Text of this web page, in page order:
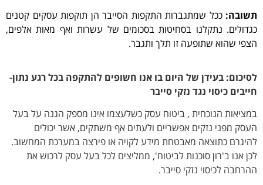
תשובה: ככל שמתגברות התקפות הסייבר הן תוקפות עסקים קטנים
כגדולים. נתקלנו בסחיטות בסכומים של עשרות ואף מאות אלפים,
הצפי שהוא שתופעה זו תלך ותגבר.
לסיכום: בעידן של היום בו אנו חשופים להתקפה בכל רגע נתון-
חייבים כיסוי נגד נזקי סייבר
במציאות הנוכחית , ביטוח עסק כשלעצמו אינו מספק הגנה על בעל
העסק מפני נזקים אפשריים ולעתים אף משתקים, אשר יכולים
להיגרם כתוצאה מאבטחת מידע לקויה או פירצה במערכת המחשוב.
לכן אנו ב'רון סוכנות לביטוח', ממליצים לכל בעל עסק לרכוש את
ההרחבה לכיסוי נזקי סייבר.